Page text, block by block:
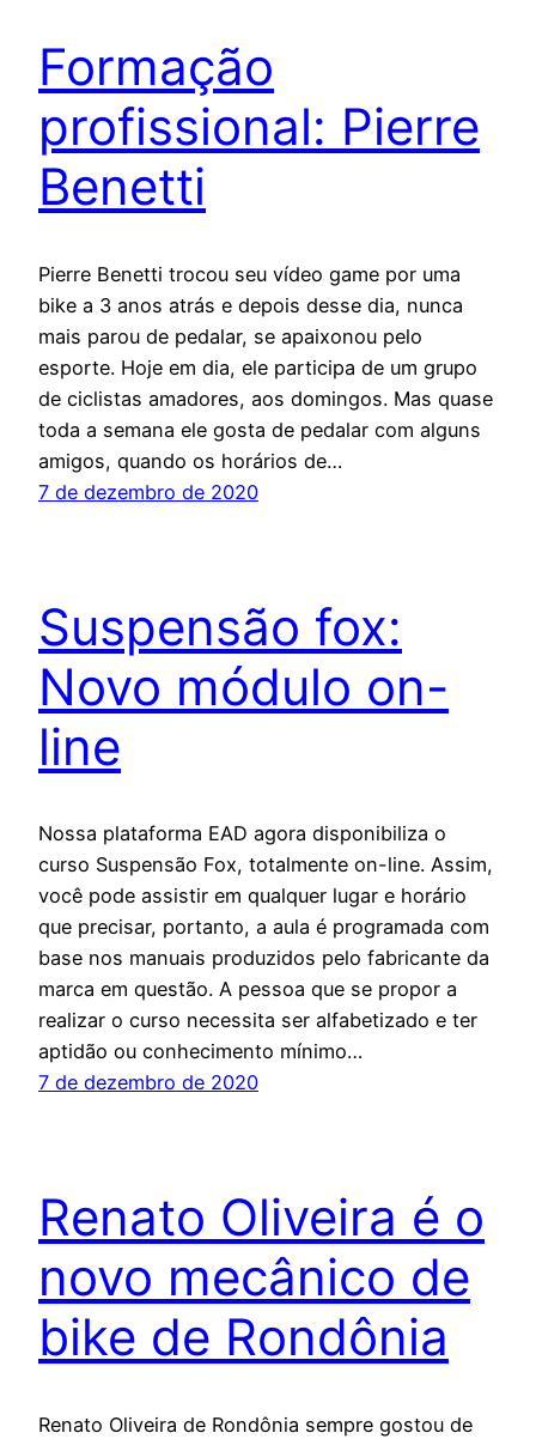
Formação
profissional: Pierre
Benetti
Pierre Benetti trocou seu vídeo game por uma
bike a 3 anos atrás e depois desse dia, nunca
mais parou de pedalar, se apaixonou pelo
esporte. Hoje em dia, ele participa de um grupo
de ciclistas amadores, aos domingos. Mas quase
toda a semana ele gosta de pedalar com alguns
amigos, quando os horários de…
7 de dezembro de 2020
Suspensão fox:
Novo módulo on-
line
Nossa plataforma EAD agora disponibiliza o
curso Suspensão Fox, totalmente on-line. Assim,
você pode assistir em qualquer lugar e horário
que precisar, portanto, a aula é programada com
base nos manuais produzidos pelo fabricante da
marca em questão. A pessoa que se propor a
realizar o curso necessita ser alfabetizado e ter
aptidão ou conhecimento mínimo…
7 de dezembro de 2020
Renato Oliveira é o
novo mecânico de
bike de Rondônia
Renato Oliveira de Rondônia sempre gostou de